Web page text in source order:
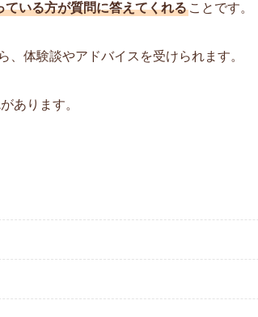
ている方が質問に答えてくれる ことです。
体験談やアドバイスを受けられます。
あります。